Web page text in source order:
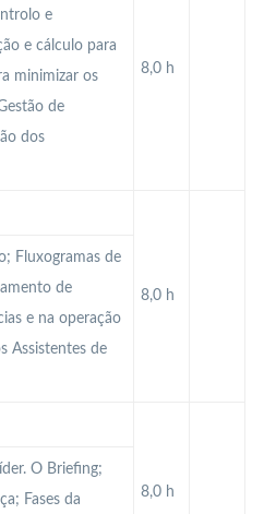
8,0 h
e
e cálculo para
minimizar os
de
dos
8,0 h
Fluxogramas de
de
e na operação
Assistentes de
8,0 h
O Briefing;
Fases da